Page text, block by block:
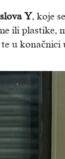
Y, koje
ili plastike,
u